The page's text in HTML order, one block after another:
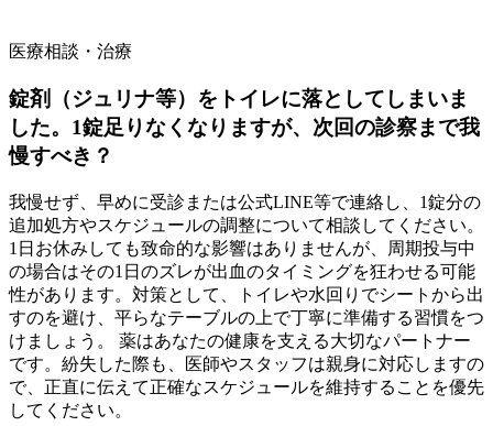
医療相談・治療
錠剤（ジュリナ等）をトイレに落としてしまいま
した。1錠足りなくなりますが、次回の診察まで我
慢すべき？
我慢せず、早めに受診または公式LINE等で連絡し、1錠分の
追加処方やスケジュールの調整について相談してください。
1日お休みしても致命的な影響はありませんが、周期投与中
の場合はその1日のズレが出血のタイミングを狂わせる可能
性があります。対策として、トイレや水回りでシートから出
すのを避け、平らなテーブルの上で丁寧に準備する習慣をつ
けましょう。 薬はあなたの健康を支える大切なパートナー
です。紛失した際も、医師やスタッフは親身に対応しますの
で、正直に伝えて正確なスケジュールを維持することを優先
してください。